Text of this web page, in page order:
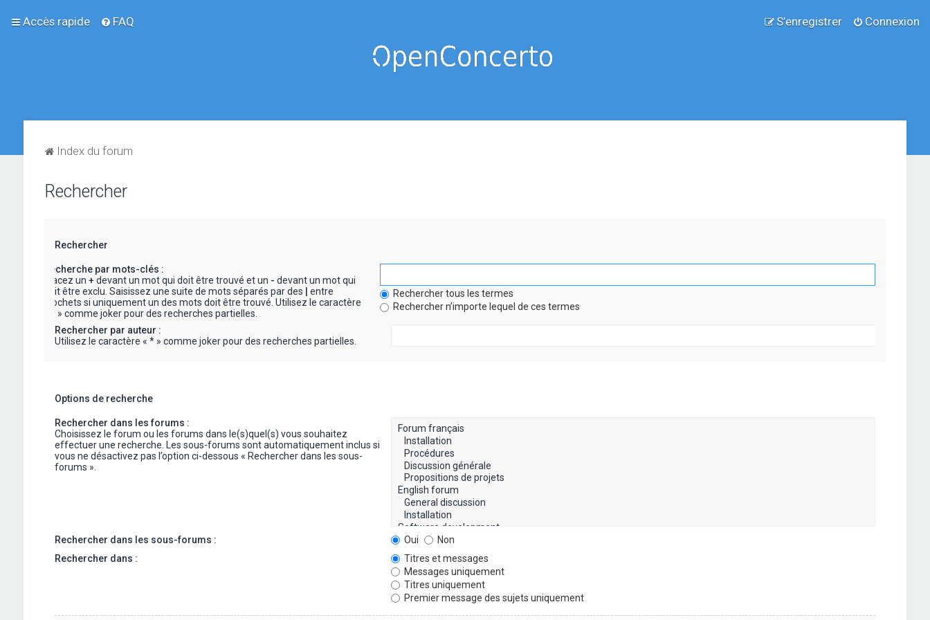
Accès rapide FAQ Connexion
S’enregistrer
Index du forum
Rechercher
Rechercher
Recherche par mots-clés :
Placez un + devant un mot qui doit être trouvé et un - devant un mot qui
doit être exclu. Saisissez une suite de mots séparés par des
entre
crochets si uniquement un des mots doit être trouvé. Utilisez le caractère
« * » comme joker pour des recherches partielles.
Rechercher tous les termes
Rechercher n’importe lequel de ces termes
Rechercher par auteur :
Utilisez le caractère « * » comme joker pour des recherches partielles.
Options de recherche
Rechercher dans les forums :
Choisissez le forum ou les forums dans le(s)quel(s) vous souhaitez
effectuer une recherche. Les sous-forums sont automatiquement inclus si
vous ne désactivez pas l’option ci-dessous « Rechercher dans les sous-
forums ».
Rechercher dans les sous-forums : Oui
Non
Rechercher dans :
Titres et messages
Messages uniquement
Titres uniquement
Premier message des sujets uniquement